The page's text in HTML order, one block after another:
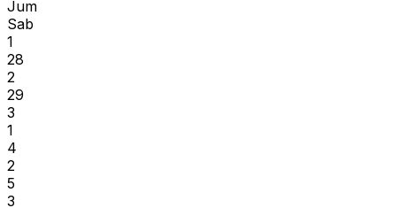
Jum
Sab
1
28
2
29
3
1
4
2
5
3